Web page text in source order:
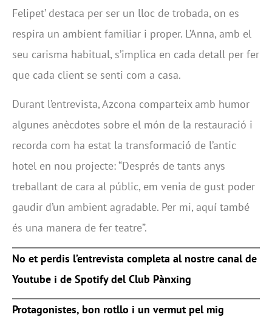
Felipet’ destaca per ser un lloc de trobada, on es
respira un ambient familiar i proper. L’Anna, amb el
seu carisma habitual, s’implica en cada detall per fer
que cada client se senti com a casa.
Durant l’entrevista, Azcona comparteix amb humor
algunes anècdotes sobre el món de la restauració i
recorda com ha estat la transformació de l’antic
hotel en nou projecte: “Després de tants anys
treballant de cara al públic, em venia de gust poder
gaudir d’un ambient agradable. Per mi, aquí també
és una manera de fer teatre”.
No et perdis l’entrevista completa al nostre canal de
Youtube i de Spotify del Club Pànxing
Protagonistes, bon rotllo i un vermut pel mig